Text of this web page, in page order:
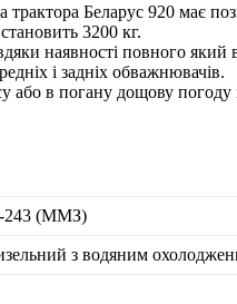
трактора Беларус 920
3200 кг.
наявності повного
і задніх обважнювачів.
або в погану дощову
243 (ММЗ)
з водяним